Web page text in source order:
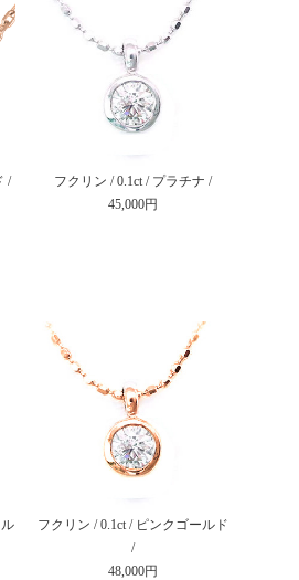
/
フクリン / 0.1ct / プラチナ /
45,000円
フクリン / 0.1ct / ピンクゴールド
/
48,000円